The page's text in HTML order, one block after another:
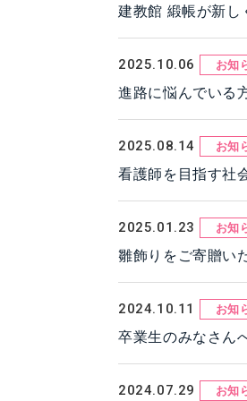
建教館 緞帳が新し
2025.10.06 お知
進路に悩んでいる
2025.08.14 お知
看護師を目指す社
2025.01.23 お知
雛飾りをご寄贈い
2024.10.11 お知
卒業生のみなさん
2024.07.29 お知